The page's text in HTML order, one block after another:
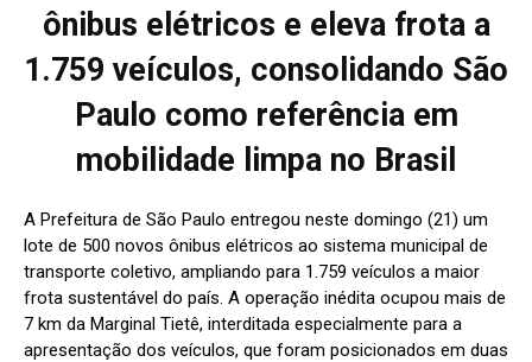
ônibus elétricos e eleva frota a
1.759 veículos, consolidando São
Paulo como referência em
mobilidade limpa no Brasil
A Prefeitura de São Paulo entregou neste domingo (21) um
lote de 500 novos ônibus elétricos ao sistema municipal de
transporte coletivo, ampliando para 1.759 veículos a maior
frota sustentável do país. A operação inédita ocupou mais de
7 km da Marginal Tietê, interditada especialmente para a
apresentação dos veículos, que foram posicionados em duas